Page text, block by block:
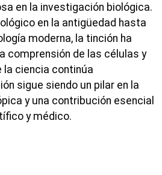
en la investigación biológica.
en la antigüedad hasta
moderna, la tinción ha
comprensión de las células y
la ciencia continúa
sigue siendo un pilar en la
y una contribución esencial
y médico.